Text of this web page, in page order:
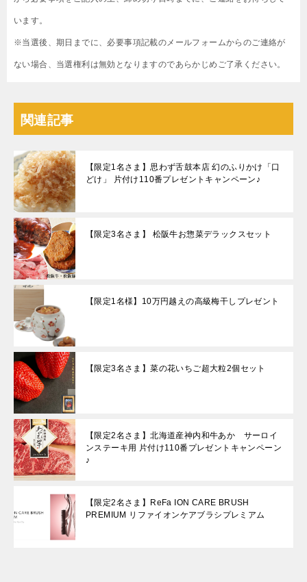
います。
※当選後、期日までに、必要事項記載のメールフォームからのご連絡が
ない場合、当選権利は無効となりますのであらかじめご了承ください。
関連記事
【限定1名さま】思わず舌鼓本店 幻のふりかけ「口
どけ」 片付け110番プレゼントキャンペーン♪
【限定3名さま】 松阪牛お惣菜デラックスセット
【限定1名様】10万円越えの高級梅干しプレゼント
【限定3名さま】菜の花いちご超大粒2個セット
【限定2名さま】北海道産神内和牛あか サーロイ
ンステーキ用 片付け110番プレゼントキャンペーン
♪
【限定2名さま】ReFa ION CARE BRUSH
PREMIUM リファイオンケアブラシプレミアム